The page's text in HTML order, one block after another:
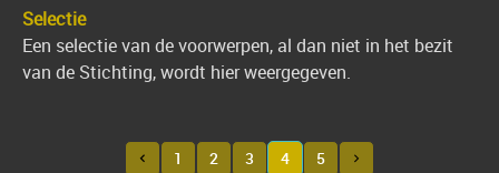
Selectie
Een selectie van de voorwerpen, al dan niet in het bezit
van de Stichting, wordt hier weergegeven.
1 2 3 4 5